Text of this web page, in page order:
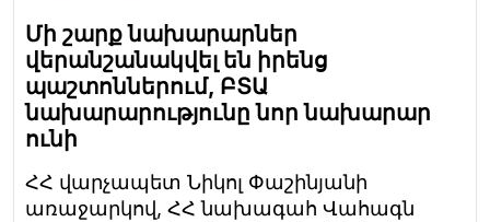
Մի շարք նախարարներ
վերանշանակվել են իրենց
պաշտոններում, ԲՏԱ
նախարարությունը նոր նախարար
ունի
ՀՀ վարչապետ Նիկոլ Փաշինյանի
առաջարկով, ՀՀ նախագահ Վահագն